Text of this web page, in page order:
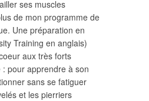
ses muscles
de mon programme de
Une préparation en
Training en anglais)
aux très forts
pour apprendre à son
sans se fatiguer
et les pierriers